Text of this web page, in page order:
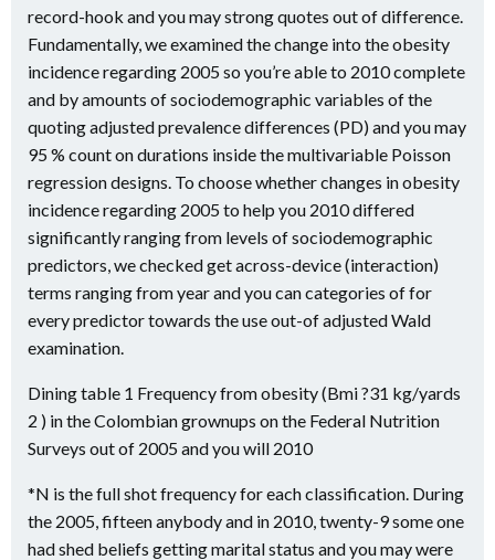
record-hook and you may strong quotes out of difference.
Fundamentally, we examined the change into the obesity
incidence regarding 2005 so you’re able to 2010 complete
and by amounts of sociodemographic variables of the
quoting adjusted prevalence differences (PD) and you may
95 % count on durations inside the multivariable Poisson
regression designs. To choose whether changes in obesity
incidence regarding 2005 to help you 2010 differed
significantly ranging from levels of sociodemographic
predictors, we checked get across-device (interaction)
terms ranging from year and you can categories of for
every predictor towards the use out-of adjusted Wald
examination.
Dining table 1 Frequency from obesity (Bmi ?31 kg/yards
2 ) in the Colombian grownups on the Federal Nutrition
Surveys out of 2005 and you will 2010
*N is the full shot frequency for each classification. During
the 2005, fifteen anybody and in 2010, twenty-9 some one
had shed beliefs getting marital status and you may were